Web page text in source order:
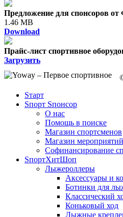
Предложение для спонсоров
1.46 MB
Download
Прайс-лист спортивное
Загрузить
Sтарт
Sпорт Sпонсор
О нас
Помощь в поиске
Магазин спортсменов
Магазин мероприятий
Софинансирование
SпортХитШоп
Лыжероллеры
Аксессуары и
Ботинки для
Классический
Коньковый ход